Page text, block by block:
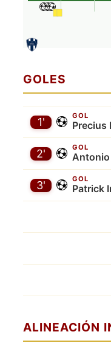
GOLES
GOL
Precius
1'
GOL
Antonio
2'
GOL
Patrick
3'
ALINEACIÓN